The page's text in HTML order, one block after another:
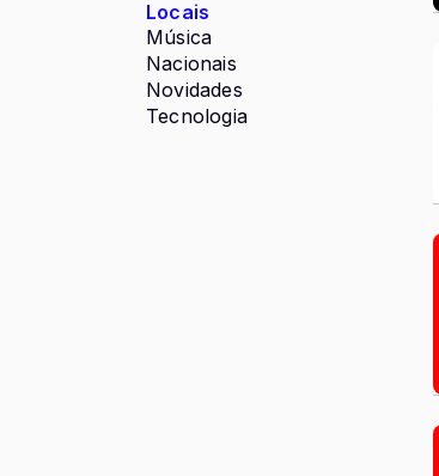
Locais
Música
Nacionais
Novidades
Tecnologia